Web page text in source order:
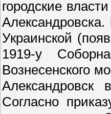
городские
Украинской
1919-у
Вознесенского
Согласно